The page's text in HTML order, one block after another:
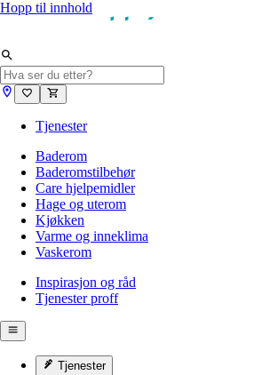
Hopp til innhold
Tjenester
Baderom
Baderomstilbehør
Care hjelpemidler
Hage og uterom
Kjøkken
Varme og inneklima
Vaskerom
Inspirasjon og råd
Tjenester proff
Tjenester